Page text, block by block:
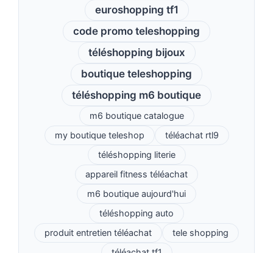
euroshopping tf1
code promo teleshopping
téléshopping bijoux
boutique teleshopping
téléshopping m6 boutique
m6 boutique catalogue
my boutique teleshop
téléachat rtl9
téléshopping literie
appareil fitness téléachat
m6 boutique aujourd'hui
téléshopping auto
produit entretien téléachat
tele shopping